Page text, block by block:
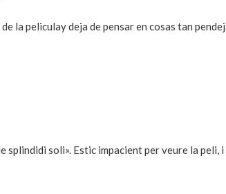
la peliculay deja de pensar en cosas tan
soli». Estic impacient per veure la peli,